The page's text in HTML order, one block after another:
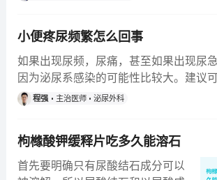
现血的原因，精液当中出现了血液，
就说明男性的精囊出现炎症，血精是
男性精囊炎的特异性表现。一旦出现
了血精，就需要做超声检查，了解精
囊的情况，还可以做精液的化验，看
疗，主要是抗炎和止血治疗。抗炎通
常选择的是喹诺酮类的抗生素，像氧
氟沙星这类药物，止血药通常选择的
小便疼尿频繁怎么回事
如果出现尿频，尿痛，甚至如果出现尿
因为泌尿系感染的可能性比较大。建议
看尿里的白细胞是否有所有所升高，以
平。治疗可以通过口服抗生素，一般是
类效果不好，可以通过做尿培养来明确
而进一步更换抗生素，达到治疗效果。
程强 主治医师 泌尿外科
枸橼酸钾缓释片吃多久能溶石
首先要明确只有尿酸结石成分可以